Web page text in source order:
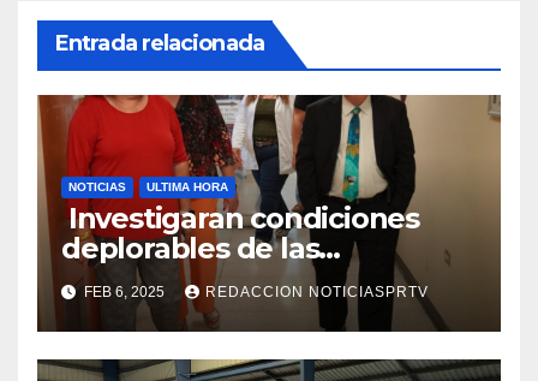
Entrada relacionada
NOTICIAS ULTIMA HORA
Investigaran condiciones
deplorables de las
facilidades el Departamento
de la Salud en Mayagüez
FEB 6, 2025 REDACCION NOTICIASPRTV